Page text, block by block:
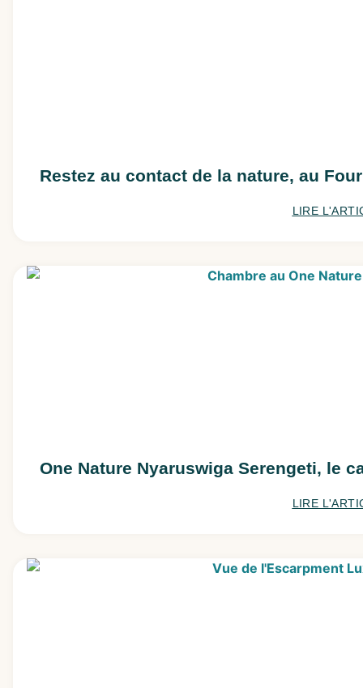
Restez au contact de la nature, au
LIRE
One Nature Nyaruswiga Serengeti, le
LIRE